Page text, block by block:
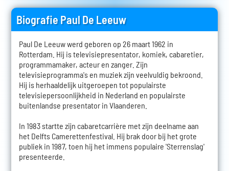
Biografie Paul De Leeuw
Paul De Leeuw werd geboren op 26 maart 1962 in
Rotterdam. Hij is televisiepresentator, komiek, cabaretier,
programmamaker, acteur en zanger. Zijn
televisieprogramma's en muziek zijn veelvuldig bekroond.
Hij is herhaaldelijk uitgeroepen tot populairste
televisiepersoonlijkheid in Nederland en populairste
buitenlandse presentator in Vlaanderen.
In 1983 startte zijn cabaretcarrière met zijn deelname aan
het Delfts Camerettenfestival. Hij brak door bij het grote
publiek in 1987, toen hij het immens populaire 'Sterrenslag'
presenteerde.